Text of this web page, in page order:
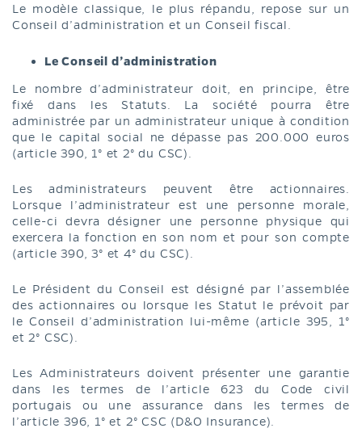
Le modèle classique, le plus répandu, repose sur un
Conseil d’administration et un Conseil fiscal.
Le Conseil d’administration
Le nombre d’administrateur doit, en principe, être
fixé dans les Statuts. La société pourra être
administrée par un administrateur unique à condition
que le capital social ne dépasse pas 200.000 euros
(article 390, 1° et 2° du CSC).
Les administrateurs peuvent être actionnaires.
Lorsque l’administrateur est une personne morale,
celle-ci devra désigner une personne physique qui
exercera la fonction en son nom et pour son compte
(article 390, 3° et 4° du CSC).
Le Président du Conseil est désigné par l’assemblée
des actionnaires ou lorsque les Statut le prévoit par
le Conseil d’administration lui-même (article 395, 1°
et 2° CSC).
Les Administrateurs doivent présenter une garantie
dans les termes de l’article 623 du Code civil
portugais ou une assurance dans les termes de
l’article 396, 1° et 2° CSC (D&O Insurance).